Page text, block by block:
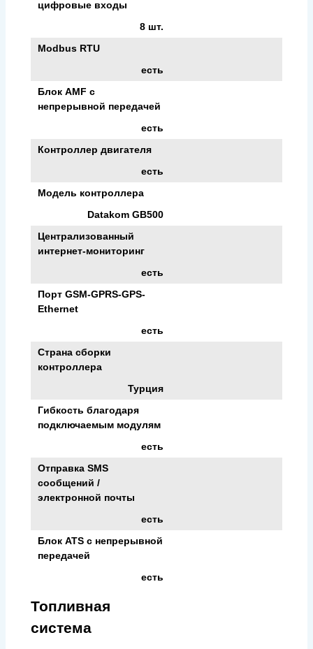
цифровые входы
8 шт.
Modbus RTU
есть
Блок AMF с
непрерывной передачей
есть
Контроллер двигателя
есть
Модель контроллера
Datakom GB500
Централизованный
интернет-мониторинг
есть
Порт GSM-GPRS-GPS-
Ethernet
есть
Страна сборки
контроллера
Турция
Гибкость благодаря
подключаемым модулям
есть
Отправка SMS
сообщений /
электронной почты
есть
Блок ATS с непрерывной
передачей
есть
Топливная
система